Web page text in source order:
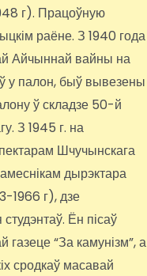
г). Працоўную
раёне. З 1940 года
Айчыннай вайны на
у палон, быў вывезены
ў складзе 50-й
З 1945 г. на
Шчучынскага
дырэктара
1966 г), дзе
Ён пісаў
газеце “За камунізм”, а
сродкаў масавай